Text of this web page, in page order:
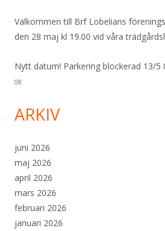
Välkommen till Brf Lobelians
den 28 maj kl 19.00 vid våra
Nytt datum! Parkering blockerad 13/5
08
ARKIV
juni 2026
maj 2026
april 2026
mars 2026
februari 2026
januari 2026